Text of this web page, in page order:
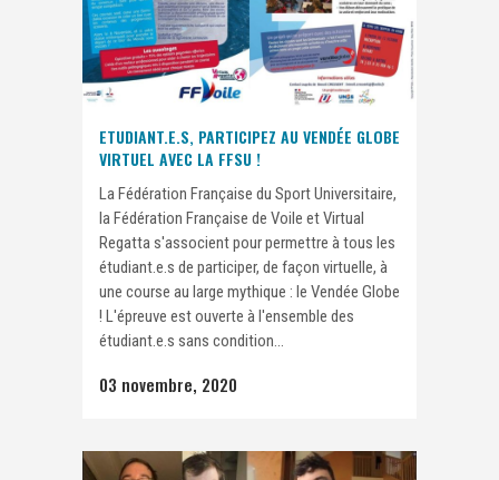
ETUDIANT.E.S, PARTICIPEZ AU VENDÉE GLOBE
VIRTUEL AVEC LA FFSU !
La Fédération Française du Sport Universitaire,
la Fédération Française de Voile et Virtual
Regatta s'associent pour permettre à tous les
étudiant.e.s de participer, de façon virtuelle, à
une course au large mythique : le Vendée Globe
! L'épreuve est ouverte à l'ensemble des
étudiant.e.s sans condition...
03 novembre, 2020